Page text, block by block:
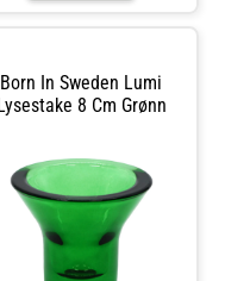
Born In Sweden Lumi
8 Cm Grønn